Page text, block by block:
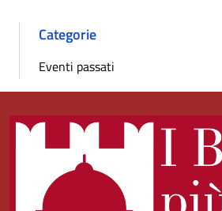
Categorie
Eventi passati